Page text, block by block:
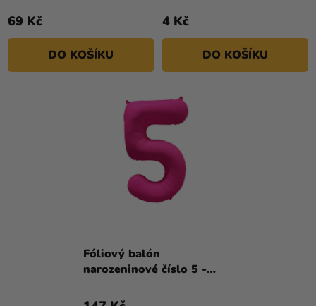
69 Kč
DO KOŠÍKU
4 Kč
DO KOŠÍKU
Fóliový balón
narozeninové číslo 5 -